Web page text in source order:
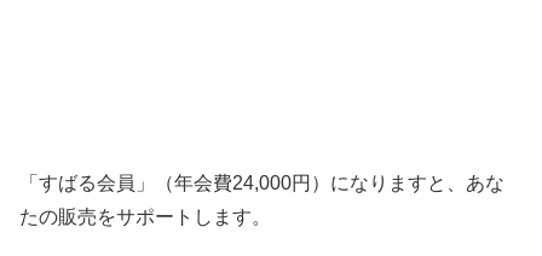
「すばる会員」（年会費24,000円）になりますと、あな
たの販売をサポートします。